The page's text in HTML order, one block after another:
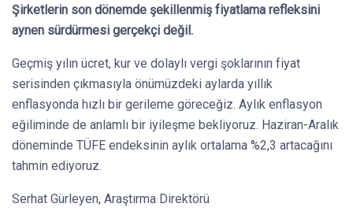
Şirketlerin son dönemde şekillenmiş fiyatlama refleksini
aynen sürdürmesi gerçekçi değil.
Geçmiş yılın ücret, kur ve dolaylı vergi şoklarının fiyat
serisinden çıkmasıyla önümüzdeki aylarda yıllık
enflasyonda hızlı bir gerileme göreceğiz. Aylık enflasyon
eğiliminde de anlamlı bir iyileşme bekliyoruz. Haziran-Aralık
döneminde TÜFE endeksinin aylık ortalama %2,3 artacağını
tahmin ediyoruz.
Serhat Gürleyen, Araştırma Direktörü